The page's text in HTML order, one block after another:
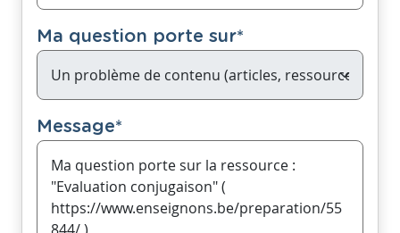
Ma question porte sur*
Message*